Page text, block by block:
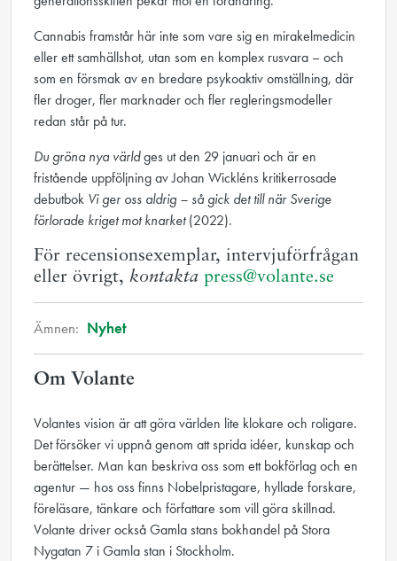
Cannabis framstår här inte som vare sig en mirakelmedicin
eller ett samhällshot, utan som en komplex rusvara – och
som en försmak av en bredare psykoaktiv omställning, där
fler droger, fler marknader och fler regleringsmodeller
redan står på tur.
Du gröna nya världges ut den 29 januari och är en
fristående uppföljning av Johan Wickléns kritikerrosade
debutbok Vi ger oss aldrig – så gick det till när Sverige
förlorade kriget mot knarket(2022).
För recensionsexemplar, intervjuförfrågan
eller övrigt, kontakta press@volante.se
Ämnen: Nyhet
Om Volante
Volantes vision är att göra världen lite klokare och roligare.
Det försöker vi uppnå genom att sprida idéer, kunskap och
berättelser. Man kan beskriva oss som ett bokförlag och en
agentur — hos oss finns Nobelpristagare, hyllade forskare,
föreläsare, tänkare och författare som vill göra skillnad.
Volante driver också Gamla stans bokhandel på Stora
Nygatan 7 i Gamla stan i Stockholm.